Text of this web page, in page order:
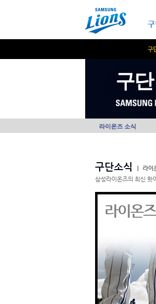
구
구단
라이온즈 소식
구단소식
라이
삼성라이온즈의 최신 핫
라이온